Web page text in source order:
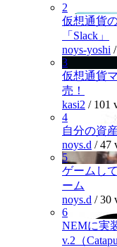
2
仮想通貨
「Slack」
noys-yoshi /
3
仮想通貨
売！
kasi2 / 101
4
自分の資
noys.d /47
5
ゲームし
ーム
noys.d /30
6
NEMに実
v.2（